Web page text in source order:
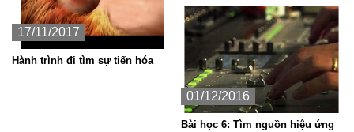
17/11/2017
Hành trình đi tìm sự tiến hóa
01/12/2016
Bài học 6: Tìm nguồn hiệu ứng